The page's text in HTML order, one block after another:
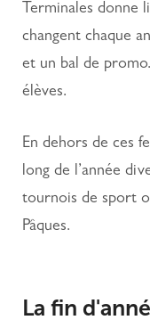
Terminales donne
changent chaque
et un bal de
élèves.
En dehors de ces
long de l’année
tournois de sport
Pâques.
La fin